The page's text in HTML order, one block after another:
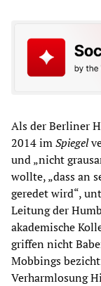
Als der Berliner
2014 imSpiegel
und „nicht
wollte, „dass an
geredet wird“,
Leitung der
akademische
griffen nicht
Mobbings
Verharmlosung